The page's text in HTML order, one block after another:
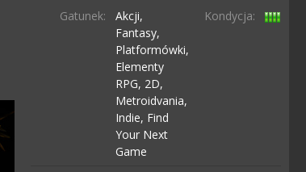
Gatunek:
Akcji,
Fantasy,
Platformówki,
Elementy
RPG, 2D,
Metroidvania,
Indie, Find
Your Next
Game
Kondycja: